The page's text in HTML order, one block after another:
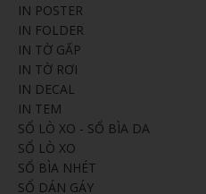
IN POSTER
IN FOLDER
IN TỜ GẤP
IN TỜ RƠI
IN DECAL
IN TEM
SỔ LÒ XO - SỔ BÌA DA
SỔ LÒ XO
SỔ BÌA NHÉT
SỔ DÁN GÁY